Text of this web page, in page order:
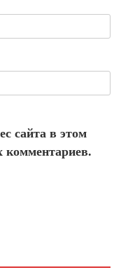
сайта в этом
комментариев.